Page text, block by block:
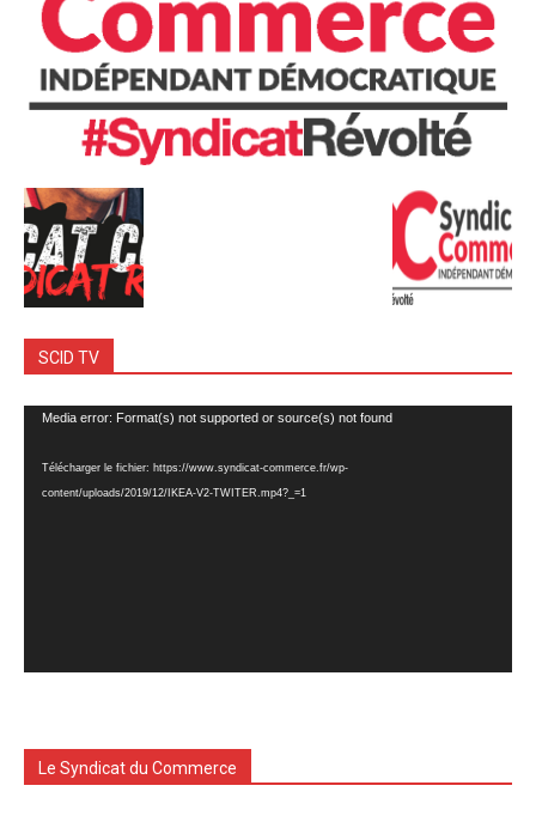
SCID TV
Lecteur
Media error: Format(s) not supported or source(s) not found
Télécharger le fichier: https://www.syndicat-commerce.fr/wp-
content/uploads/2019/12/IKEA-V2-TWITER.mp4?_=1
Le Syndicat du Commerce